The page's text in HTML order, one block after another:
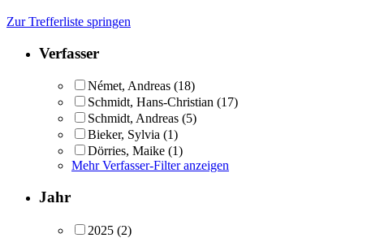
Zur Trefferliste springen
Verfasser
Német, Andreas (18)
Schmidt, Hans-Christian (17)
Schmidt, Andreas (5)
Bieker, Sylvia (1)
Dörries, Maike (1)
Mehr Verfasser-Filter anzeigen
Jahr
2025 (2)